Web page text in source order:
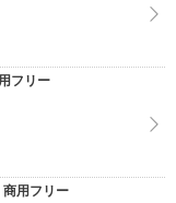
フリー
用フリー